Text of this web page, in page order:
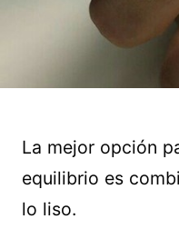
La mejor opción
equilibrio es
lo liso.